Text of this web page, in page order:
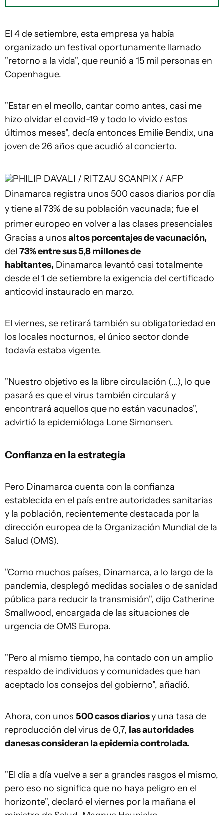
El 4 de setiembre, esta empresa ya había
organizado un festival oportunamente llamado
"retorno a la vida", que reunió a 15 mil personas en
Copenhague.
"Estar en el meollo, cantar como antes, casi me
hizo olvidar el covid-19 y todo lo vivido estos
últimos meses", decía entonces Emilie Bendix, una
joven de 26 años que acudió al concierto.
PHILIP DAVALI / RITZAU SCANPIX / AFP
Dinamarca registra unos 500 casos diarios por día
y tiene al 73% de su población vacunada; fue el
primer europeo en volver a las clases presenciales
Gracias a unosaltos porcentajes de vacunación,
del 73% entre sus 5,8 millones de
habitantes, Dinamarca levantó casi totalmente
desde el 1 de setiembre la exigencia del certificado
anticovid instaurado en marzo.
El viernes, se retirará también su obligatoriedad en
los locales nocturnos, el único sector donde
todavía estaba vigente.
"Nuestro objetivo es la libre circulación (...), lo que
pasará es que el virus también circulará y
encontrará aquellos que no están vacunados",
advirtió la epidemióloga Lone Simonsen.
Confianza en la estrategia
Pero Dinamarca cuenta con la confianza
establecida en el país entre autoridades sanitarias
y la población, recientemente destacada por la
dirección europea de la Organización Mundial de la
Salud (OMS).
"Como muchos países, Dinamarca, a lo largo de la
pandemia, desplegó medidas sociales o de sanidad
pública para reducir la transmisión", dijo Catherine
Smallwood, encargada de las situaciones de
urgencia de OMS Europa.
"Pero al mismo tiempo, ha contado con un amplio
respaldo de individuos y comunidades que han
aceptado los consejos del gobierno", añadió.
Ahora, con unos 500 casos diariosy una tasa de
reproducción del virus de 0,7, las autoridades
danesas consideran la epidemia controlada.
"El día a día vuelve a ser a grandes rasgos el mismo,
pero eso no significa que no haya peligro en el
horizonte", declaró el viernes por la mañana el